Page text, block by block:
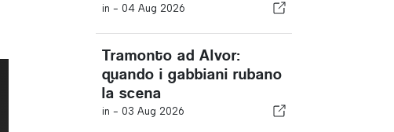
in - 04 Aug 2026
Tramonto ad Alvor:
quando i gabbiani rubano
la scena
in - 03 Aug 2026